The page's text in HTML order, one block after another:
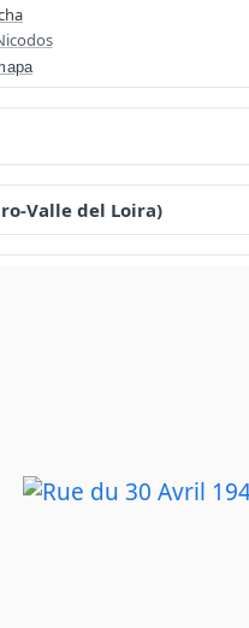
Valle del Loira)